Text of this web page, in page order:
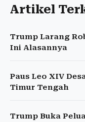
Artikel
Trump Larang
Ini Alasannya
Paus Leo XIV
Timur Tengah
Trump Buka